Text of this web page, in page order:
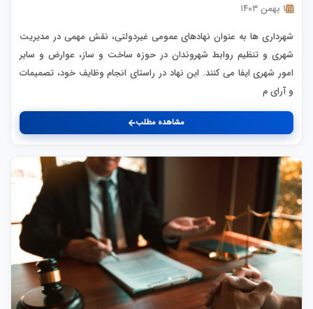
۱ بهمن ۱۴۰۳
شهرداری ها به عنوان نهادهای عمومی غیردولتی، نقش مهمی در مدیریت
شهری و تنظیم روابط شهروندان در حوزه ساخت و ساز، عوارض و سایر
امور شهری ایفا می کنند. این نهاد در راستای انجام وظایف خود، تصمیمات
و آرای م
مشاهده مطلب